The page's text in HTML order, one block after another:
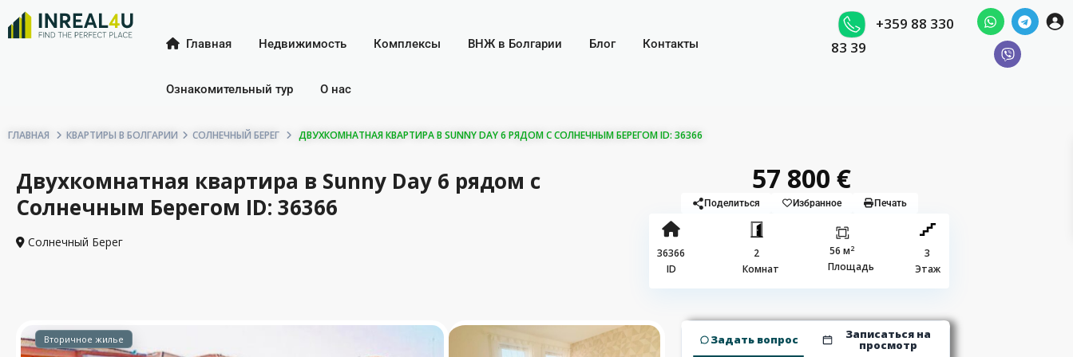
Главная Недвижимость Комплексы ВНЖ в Болгарии Блог Контакты
Ознакомительный тур О нас
+359 88 330
83 39
ГЛАВНАЯ КВАРТИРЫ В БОЛГАРИИ СОЛНЕЧНЫЙ БЕРЕГ ДВУХКОМНАТНАЯ КВАРТИРА В SUNNY DAY 6 РЯДОМ С СОЛНЕЧНЫМ БЕРЕГОМ ID: 36366
Двухкомнатная квартира в Sunny Day 6 рядом с
Солнечным Берегом ID: 36366
Солнечный Берег
57 800 €
Поделиться Избранное Печать
36366
ID
2
Комнат
56 м2
Площадь
3
Этаж
Вторичное жилье Задать вопрос Записаться на
просмотр